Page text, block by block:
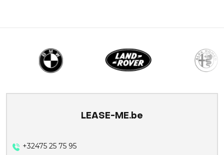
LEASE-ME.be
+32475 25 75 95